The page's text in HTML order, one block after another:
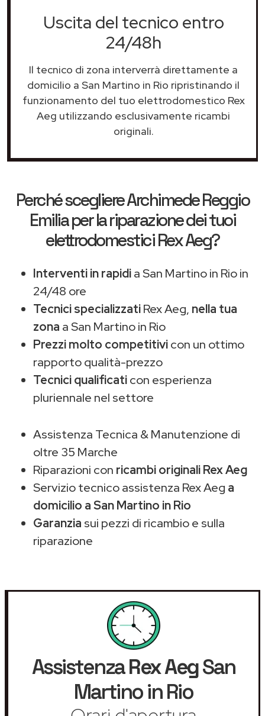
Uscita del tecnico entro
24/48h
Il tecnico di zona interverrà direttamente a
domicilio a San Martino in Rio ripristinando il
funzionamento del tuo elettrodomestico Rex
Aeg utilizzando esclusivamente ricambi
originali.
Perché scegliereArchimede Reggio
Emiliaper la riparazione dei tuoi
elettrodomestici Rex Aeg?
Interventi in rapidia San Martino in Rio in
24/48 ore
Tecnici specializzatiRex Aeg, nella tua
zona a San Martino in Rio
Prezzi molto competitivicon un ottimo
rapporto qualità-prezzo
Tecnici qualificaticon esperienza
pluriennale nel settore
Assistenza Tecnica & Manutenzione di
oltre 35 Marche
Riparazioni con ricambi originali Rex Aeg
Servizio tecnico assistenza Rex Aeg a
domicilio a San Martino in Rio
Garanzia sui pezzi di ricambio e sulla
riparazione
AssistenzaRex AegSan
Martino in Rio